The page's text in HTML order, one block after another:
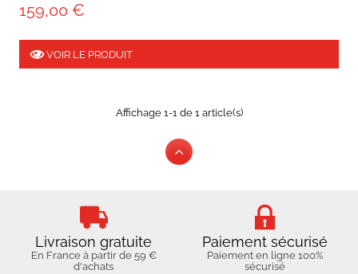
159,00 €
VOIR LE PRODUIT
Affichage 1-1 de 1 article(s)
Livraison gratuite
En France à partir de 59 €
d'achats
Paiement sécurisé
Paiement en ligne 100%
sécurisé